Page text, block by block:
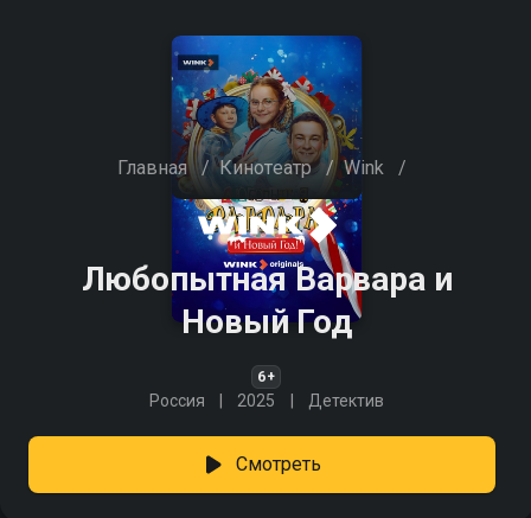
Главная / Кинотеатр / Wink /
Любопытная Варвара и
Новый Год
6+
Россия 2025 Детектив
Смотреть